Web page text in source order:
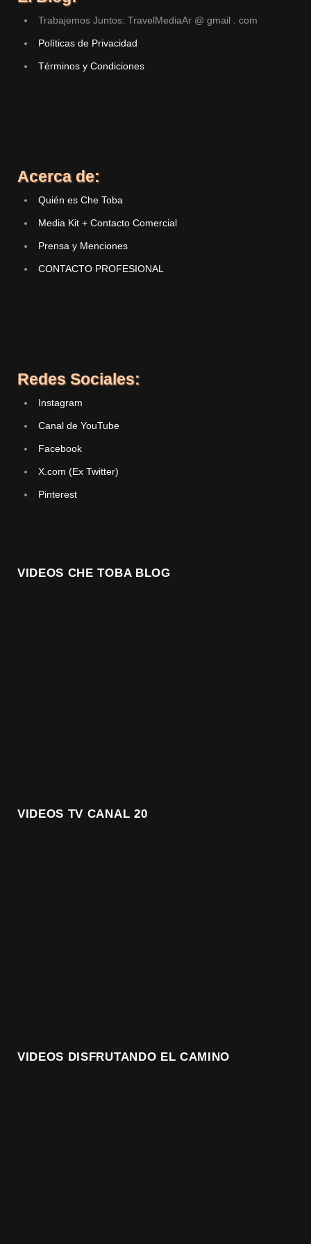
Trabajemos Juntos: TravelMediaAr @ gmail . com
Políticas de Privacidad
Términos y Condiciones
Acerca de:
Quién es Che Toba
Media Kit + Contacto Comercial
Prensa y Menciones
CONTACTO PROFESIONAL
Redes Sociales:
Instagram
Canal de YouTube
Facebook
X.com (Ex Twitter)
Pinterest
VIDEOS CHE TOBA BLOG
VIDEOS TV CANAL 20
VIDEOS DISFRUTANDO EL CAMINO